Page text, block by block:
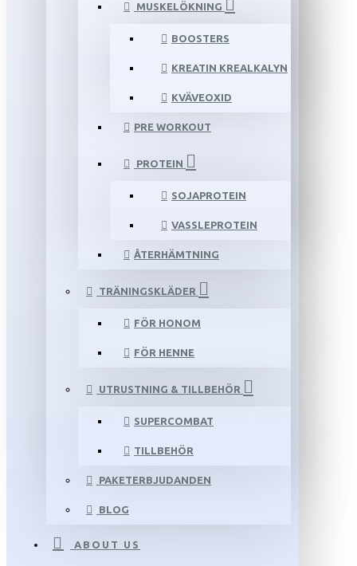
MUSKELÖKNING
BOOSTERS
KREATIN KREALKALYN
KVÄVEOXID
PRE WORKOUT
PROTEIN
SOJAPROTEIN
VASSLEPROTEIN
ÅTERHÄMTNING
TRÄNINGSKLÄDER
FÖR HONOM
FÖR HENNE
UTRUSTNING & TILLBEHÖR
SUPERCOMBAT
TILLBEHÖR
PAKETERBJUDANDEN
BLOG
ABOUT US